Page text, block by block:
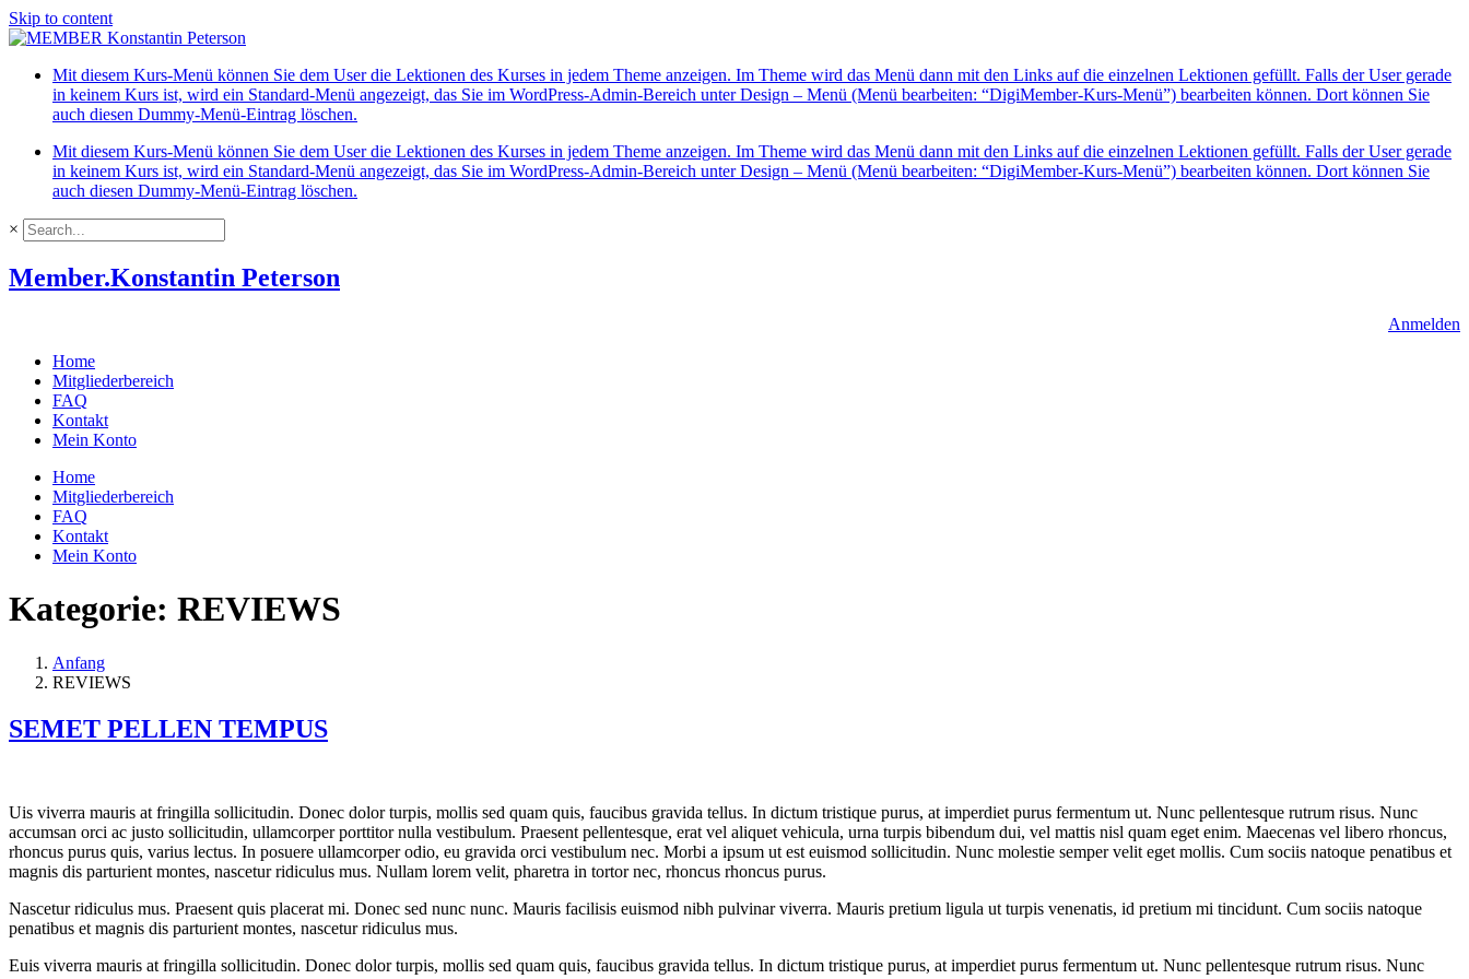
Skip to content
Mit diesem Kurs-Menü können Sie dem User die Lektionen des Kurses in jedem Theme anzeigen. Im Theme wird das Menü dann mit den Links auf die einzelnen Lektionen gefüllt. Falls der User gerade
in keinem Kurs ist, wird ein Standard-Menü angezeigt, das Sie im WordPress-Admin-Bereich unter Design – Menü (Menü bearbeiten: “DigiMember-Kurs-Menü”) bearbeiten können. Dort können Sie
auch diesen Dummy-Menü-Eintrag löschen.
Mit diesem Kurs-Menü können Sie dem User die Lektionen des Kurses in jedem Theme anzeigen. Im Theme wird das Menü dann mit den Links auf die einzelnen Lektionen gefüllt. Falls der User gerade
in keinem Kurs ist, wird ein Standard-Menü angezeigt, das Sie im WordPress-Admin-Bereich unter Design – Menü (Menü bearbeiten: “DigiMember-Kurs-Menü”) bearbeiten können. Dort können Sie
auch diesen Dummy-Menü-Eintrag löschen.
×
Member.Konstantin Peterson
Anmelden
Home
Mitgliederbereich
FAQ
Kontakt
Mein Konto
Home
Mitgliederbereich
FAQ
Kontakt
Mein Konto
Kategorie: REVIEWS
Anfang
REVIEWS
SEMET PELLEN TEMPUS
Uis viverra mauris at fringilla sollicitudin. Donec dolor turpis, mollis sed quam quis, faucibus gravida tellus. In dictum tristique purus, at imperdiet purus fermentum ut. Nunc pellentesque rutrum risus. Nunc
accumsan orci ac justo sollicitudin, ullamcorper porttitor nulla vestibulum. Praesent pellentesque, erat vel aliquet vehicula, urna turpis bibendum dui, vel mattis nisl quam eget enim. Maecenas vel libero rhoncus,
rhoncus purus quis, varius lectus. In posuere ullamcorper odio, eu gravida orci vestibulum nec. Morbi a ipsum ut est euismod sollicitudin. Nunc molestie semper velit eget mollis. Cum sociis natoque penatibus et
magnis dis parturient montes, nascetur ridiculus mus. Nullam lorem velit, pharetra in tortor nec, rhoncus rhoncus purus.
Nascetur ridiculus mus. Praesent quis placerat mi. Donec sed nunc nunc. Mauris facilisis euismod nibh pulvinar viverra. Mauris pretium ligula ut turpis venenatis, id pretium mi tincidunt. Cum sociis natoque
penatibus et magnis dis parturient montes, nascetur ridiculus mus.
Euis viverra mauris at fringilla sollicitudin. Donec dolor turpis, mollis sed quam quis, faucibus gravida tellus. In dictum tristique purus, at imperdiet purus fermentum ut. Nunc pellentesque rutrum risus. Nunc